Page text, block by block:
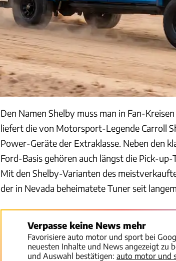
Den Namen Shelby muss man in Fan-
liefert die von Motorsport-Legende Carroll
Power-Geräte der Extraklasse. Neben den
Ford-Basis gehören auch längst die Pick-
Mit den Shelby-Varianten des
der in Nevada beheimatete Tuner seit
Verpasse keine News mehr
Favorisiere auto motor und sport bei
neuesten Inhalte und News angezeigt zu
und Auswahl bestätigen: auto motor und